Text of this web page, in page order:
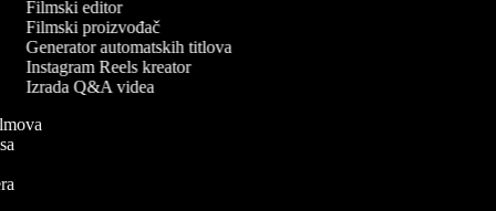
Filmski editor
Filmski proizvođač
Generator automatskih titlova
Instagram Reels kreator
Izrada Q&A videa